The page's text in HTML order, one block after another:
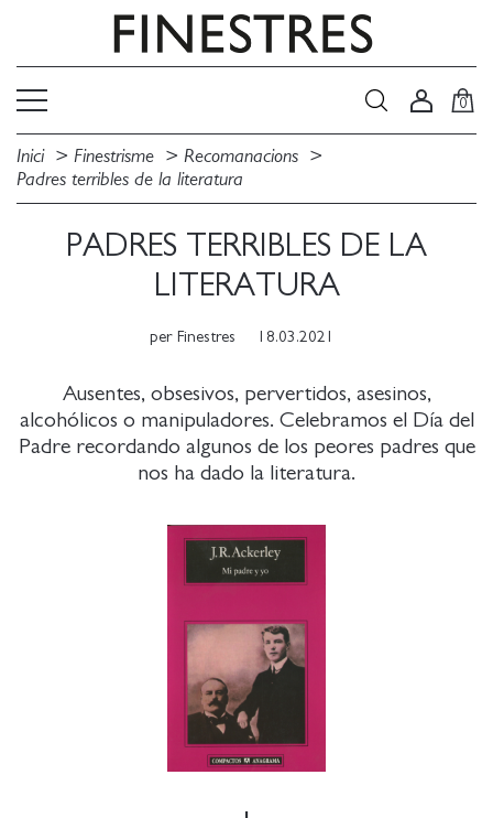
0
Inici Finestrisme
Recomanacions
Padres terribles de la literatura
PADRES TERRIBLES DE LA
LITERATURA
per Finestres 18.03.2021
Ausentes, obsesivos, pervertidos, asesinos,
alcohólicos o manipuladores. Celebramos el Día del
Padre recordando algunos de los peores padres que
nos ha dado la literatura.